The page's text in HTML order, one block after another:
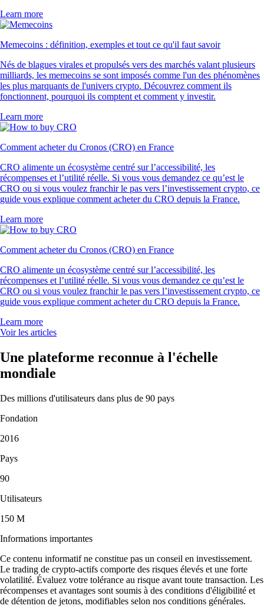
Learn more
Memecoins : définition, exemples et tout ce qu'il faut savoir
Nés de blagues virales et propulsés vers des marchés valant plusieurs
milliards, les memecoins se sont imposés comme l'un des phénomènes
les plus marquants de l'univers crypto. Découvrez comment ils
fonctionnent, pourquoi ils comptent et comment y investir.
Learn more
Comment acheter du Cronos (CRO) en France
CRO alimente un écosystème centré sur l’accessibilité, les
récompenses et l’utilité réelle. Si vous vous demandez ce qu’est le
CRO ou si vous voulez franchir le pas vers l’investissement crypto, ce
guide vous explique comment acheter du CRO depuis la France.
Learn more
Comment acheter du Cronos (CRO) en France
CRO alimente un écosystème centré sur l’accessibilité, les
récompenses et l’utilité réelle. Si vous vous demandez ce qu’est le
CRO ou si vous voulez franchir le pas vers l’investissement crypto, ce
guide vous explique comment acheter du CRO depuis la France.
Learn more
Voir les articles
Une plateforme reconnue à l'échelle
mondiale
Des millions d'utilisateurs dans plus de 90 pays
Fondation
2016
Pays
90
Utilisateurs
150 M
Informations importantes
Ce contenu informatif ne constitue pas un conseil en investissement.
Le trading de crypto-actifs comporte des risques élevés et une forte
volatilité. Évaluez votre tolérance au risque avant toute transaction. Les
récompenses et avantages sont soumis à des conditions d'éligibilité et
de détention de jetons, modifiables selon nos conditions générales.